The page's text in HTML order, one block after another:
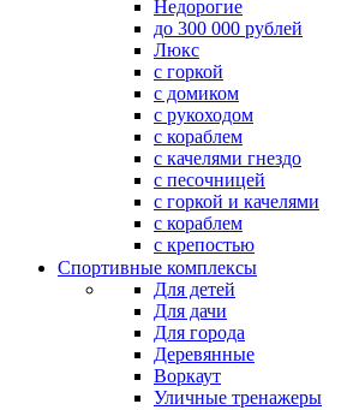
Недорогие
до 300 000 рублей
Люкс
с горкой
с домиком
с рукоходом
с кораблем
с качелями гнездо
с песочницей
с горкой и качелями
с кораблем
с крепостью
Спортивные комплексы
Для детей
Для дачи
Для города
Деревянные
Воркаут
Уличные тренажеры